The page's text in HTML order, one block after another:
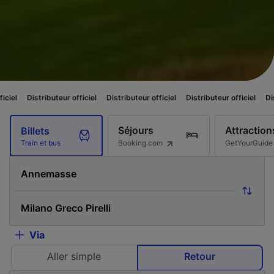
officiel Distributeur officiel Distributeur officiel Distributeur
Billets
Train et bus
Séjours
Booking.com GetYourGuide
Via
Aller simple
Retour